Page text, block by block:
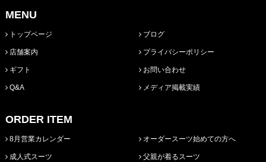
MENU
トップページ
店舗案内
ギフト
Q&A
ブログ
プライバシーポリシー
お問い合わせ
メディア掲載実績
ORDER ITEM
8月営業カレンダー
成人式スーツ
オーダースーツ始めての方へ
父親が着るスーツ